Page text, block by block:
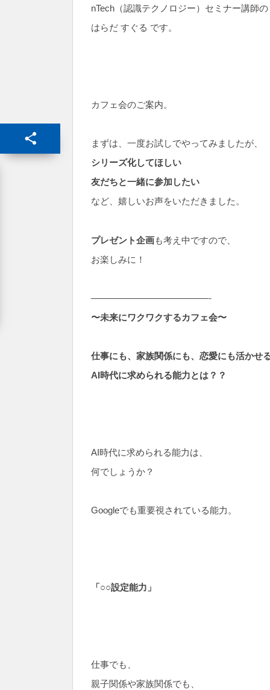
nTech（認識テクノロジー）セミナー講師の
はらだ すぐる です。
カフェ会のご案内。
まずは、一度お試しでやってみましたが、
シリーズ化してほしい
友だちと一緒に参加したい
など、嬉しいお声をいただきました。
プレゼント企画も考え中ですので、
お楽しみに！
—————————————-
〜未来にワクワクするカフェ会〜
仕事にも、家族関係にも、恋愛にも活かせ
AI時代に求められる能力とは？？
AI時代に求められる能力は、
何でしょうか？
Googleでも重要視されている能力。
「○○設定能力」
仕事でも、
親子関係や家族関係でも、